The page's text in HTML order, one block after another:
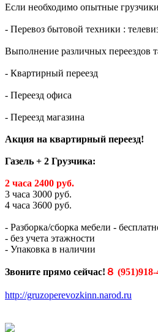
Если необходимо опытные
- Перевоз бытовой техники :
Выполнение различных переездов
- Квартирный переезд
- Переезд офиса
- Переезд магазина
Акция на квартирный переезд!
Газель + 2 Грузчика:
2 часа 2400 руб.
3 часа 3000 руб.
4 часа 3600 руб.
- Разборка/сборка мебели -
- без учета этажности
- Упаковка в наличии
Звоните прямо сейчас! ８
http://gruzoperevozkinn.narod.ru